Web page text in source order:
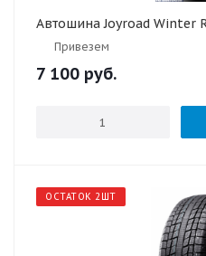
Автошина Joyroad Winter
Привезем
7 100 руб.
ОСТАТОК 2ШТ